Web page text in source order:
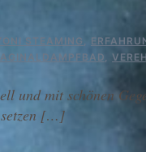
STEAMING ,
,
und mit schönen
setzen […]